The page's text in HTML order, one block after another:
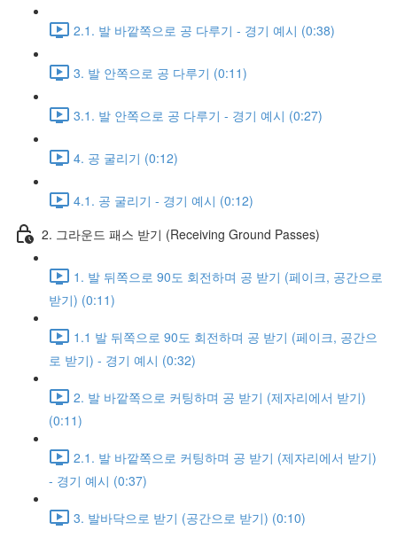
2.1. 발 바깥쪽으로 공 다루기 - 경기 예시 (0:38)
3. 발 안쪽으로 공 다루기 (0:11)
3.1. 발 안쪽으로 공 다루기 - 경기 예시 (0:27)
4. 공 굴리기 (0:12)
4.1. 공 굴리기 - 경기 예시 (0:12)
2. 그라운드 패스 받기 (Receiving Ground Passes)
1. 발 뒤쪽으로 90도 회전하며 공 받기 (페이크, 공간으로
받기) (0:11)
1.1 발 뒤쪽으로 90도 회전하며 공 받기 (페이크, 공간으
로 받기) - 경기 예시 (0:32)
2. 발 바깥쪽으로 커팅하며 공 받기 (제자리에서 받기)
(0:11)
2.1. 발 바깥쪽으로 커팅하며 공 받기 (제자리에서 받기)
- 경기 예시 (0:37)
3. 발바닥으로 받기 (공간으로 받기) (0:10)